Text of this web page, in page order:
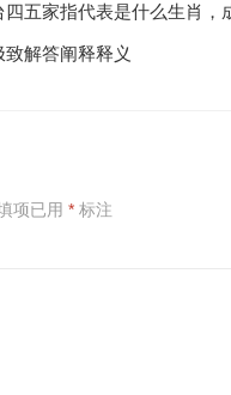
五家指代表是什么生肖，
解答阐释释义
项已用 * 标注